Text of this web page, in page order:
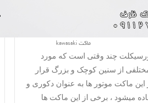
ماکت kawasaki
چند وقتی است که مورد
از سنین کوچک و بزرگ قرار
ماکت موتور ها به عنوان دکوری و
میشود ، برخی از این ماکت ها